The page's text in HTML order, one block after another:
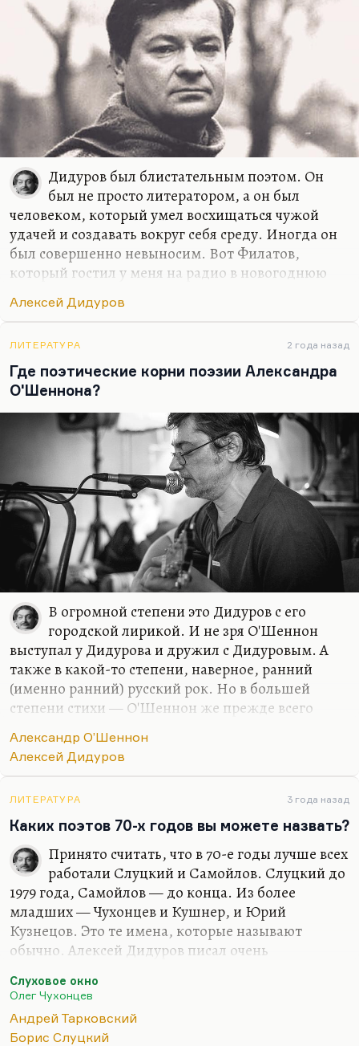
Дидуров был блистательным поэтом. Он
был не просто литератором, а он был
человеком, который умел восхищаться чужой
удачей и создавать вокруг себя среду. Иногда он
был совершенно невыносим. Вот Филатов,
который гостил у меня на радио в новогоднюю
прелестный поэт, он с Дидуровым на моих глазах
особенно во время футбола (оба были заядлыми
футболистами). И действительно, Дидуров играл
только на себя, возможность отдать пас человеку,
находящемуся в более выгодной позиции, была
для него немыслима. Дидуров был очень
спортивный. Он был каратист, он плавал
великолепно. Его летний кабинет, его пляж в
Серебряном бору… Все…
Алексей Дидуров
ЛИТЕРАТУРА 2 года назад
Где поэтические корни поэзии Александра
О'Шеннона?
В огромной степени это Дидуров с его
городской лирикой. И не зря О'Шеннон
выступал у Дидурова и дружил с Дидуровым. А
также в какой-то степени, наверное, ранний
(именно ранний) русский рок. Но в большей
степени стихи — О'Шеннон же прежде всего
вместе работали в «Столице» — он там работал
художником.
Мне очень нравятся, именно поэтически, его
песни с первых 2-х альбомов. Да и то, что он
писал потом, всегда было великолепно. Я знаю
многих из героев этих песен, из прототипов. Это
такая жестокая социальная лирика, городская. И
потом, всё-таки, если музыкально, то его корни,
как ни странно, в огромной степени в фольклоре,
как и у всякого хорошего барда.
Александр О’Шеннон
Алексей Дидуров
ЛИТЕРАТУРА 3 года назад
Каких поэтов 70-х годов вы можете назвать?
Принято считать, что в 70-е годы лучше всех
работали Слуцкий и Самойлов. Слуцкий до
1979 года, Самойлов — до конца. Из более
младших — Чухонцев и Кушнер, и Юрий
Кузнецов. Это те имена, которые называют
обычно. Алексей Дидуров писал очень
хорошо Сергей Чудаков — это из людей
маргинального слоя. Губанов уже умирал и
спивался в это время. Понятно, что Высоцкий в
Слуховое окно
Олег Чухонцев
Андрей Тарковский
Борис Слуцкий